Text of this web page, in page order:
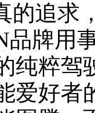
的追求
品牌用
纯粹驾
爱好